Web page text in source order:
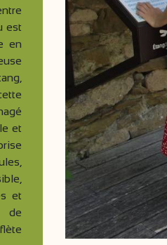
est
en
et
et
de